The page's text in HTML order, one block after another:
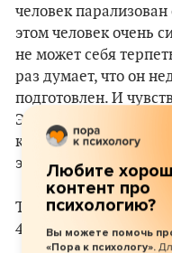
человек
этом человек очень
не может себя
раз думает, что он
подготовлен. И
Это очень тяжелое
коуч, и психолог, и
этим работать.
Тут снова искусство
40% и оцениваем
Любите
контент про
психологию?
Вы можете помочь
«Пора к психологу».